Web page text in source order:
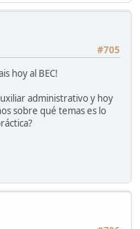
#705
hoy al BEC!
administrativo y hoy
sobre qué temas es lo